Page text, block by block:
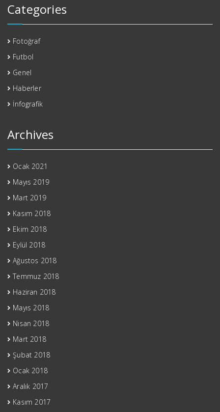
Categories
Fotoğraf
Futbol
Genel
Haberler
İnfografik
Archives
Ocak 2021
Mayıs 2019
Mart 2019
Kasım 2018
Ekim 2018
Eylül 2018
Ağustos 2018
Temmuz 2018
Haziran 2018
Mayıs 2018
Nisan 2018
Mart 2018
Şubat 2018
Ocak 2018
Aralık 2017
Kasım 2017